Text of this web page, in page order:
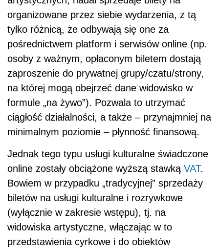
organizowane przez siebie wydarzenia, z tą
tylko różnicą, że odbywają się one za
pośrednictwem platform i serwisów online (np.
osoby z ważnym, opłaconym biletem dostają
zaproszenie do prywatnej grupy/czatu/strony,
na której mogą obejrzeć dane widowisko w
formule „na żywo”). Pozwala to utrzymać
ciągłość działalności, a także – przynajmniej na
minimalnym poziomie – płynność finansową.
Jednak tego typu usługi kulturalne świadczone
online zostały obciążone wyższą stawką VAT.
Bowiem w przypadku „tradycyjnej” sprzedaży
biletów na usługi kulturalne i rozrywkowe
(wyłącznie w zakresie wstępu), tj. na
widowiska artystyczne, włączając w to
przedstawienia cyrkowe i do obiektów